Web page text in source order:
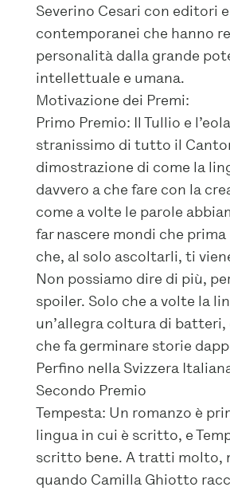
Severino Cesari con editori
contemporanei che hanno
personalità dalla grande
intellettuale e umana.
Motivazione dei Premi:
Primo Premio: Il Tullio e
stranissimo di tutto il
dimostrazione di come la
davvero a che fare con la
come a volte le parole
far nascere mondi che prima
che, al solo ascoltarli, ti
Non possiamo dire di più,
spoiler. Solo che a volte la
un’allegra coltura di batteri,
che fa germinare storie
Perfino nella Svizzera
Secondo Premio
Tempesta: Un romanzo è
lingua in cui è scritto, e
scritto bene. A tratti molto,
quando Camilla Ghiotto